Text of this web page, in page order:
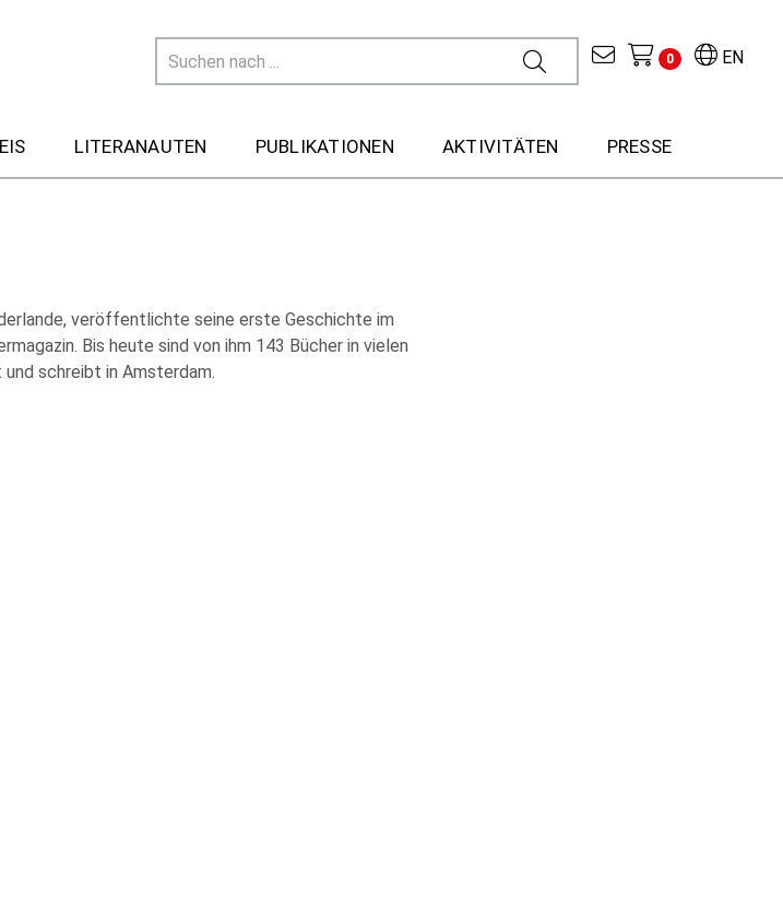
EN
0
LITERANAUTEN PUBLIKATIONEN AKTIVITÄTEN PRESSE
veröffentlichte seine erste Geschichte im
Bis heute sind von ihm 143 Bücher in vielen
schreibt in Amsterdam.